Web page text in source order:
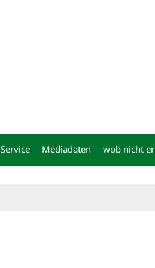
Service Mediadaten wob nicht